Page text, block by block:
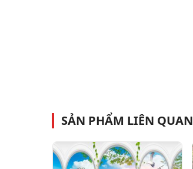
SẢN PHẨM LIÊN QUAN